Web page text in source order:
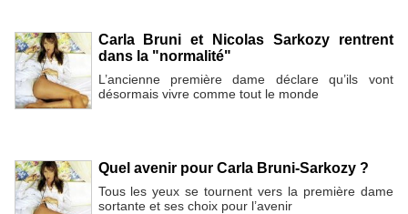
Carla Bruni et Nicolas Sarkozy rentrent
dans la "normalité"
L’ancienne première dame déclare qu’ils vont
désormais vivre comme tout le monde
Quel avenir pour Carla Bruni-Sarkozy ?
Tous les yeux se tournent vers la première dame
sortante et ses choix pour l’avenir